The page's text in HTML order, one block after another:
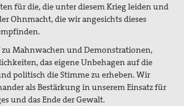
für die, die unter diesem Krieg leiden und
Ohnmacht, die wir angesichts dieses
Mahnwachen und Demonstrationen,
das eigene Unbehagen auf die
politisch die Stimme zu erheben. Wir
als Bestärkung in unserem Einsatz für
und das Ende der Gewalt.